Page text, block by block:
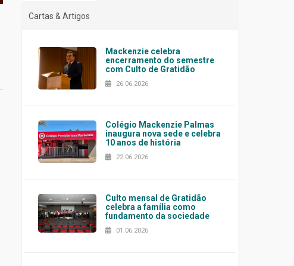
Cartas & Artigos
Mackenzie celebra
encerramento do semestre
com Culto de Gratidão
26.06.2026
Colégio Mackenzie Palmas
inaugura nova sede e celebra
10 anos de história
22.06.2026
Culto mensal de Gratidão
celebra a família como
fundamento da sociedade
01.06.2026